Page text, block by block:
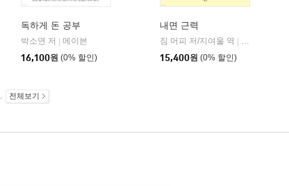
독하게 돈 공부
박소연 저 | 메이븐
16,100원 (0% 할인)
내면 근력
짐 머피 저/지여울 역 |
15,400원 (0% 할인)
전체보기